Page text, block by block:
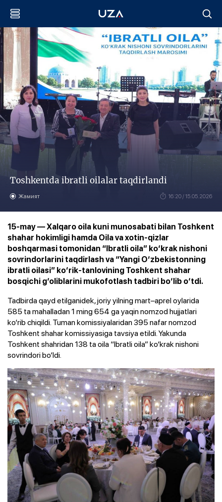
Toshkentda ibratli oilalar taqdirlandi
Жамият 16:20 / 15.05.2026
15-may — Xalqaro oila kuni munosabati bilan Toshkent
shahar hokimligi hamda Oila va xotin-qizlar
boshqarmasi tomonidan “Ibratli oila” ko‘krak nishoni
sovrindorlarini taqdirlash va “Yangi O‘zbekistonning
ibratli oilasi” ko‘rik-tanlovining Toshkent shahar
bosqichi g‘oliblarini mukofotlash tadbiri bo‘lib o‘tdi.
Tadbirda qayd etilganidek, joriy yilning mart–aprel oylarida
585 ta mahalladan 1 ming 654 ga yaqin nomzod hujjatlari
ko‘rib chiqildi. Tuman komissiyalaridan 395 nafar nomzod
Toshkent shahar komissiyasiga tavsiya etildi. Yakunda
Toshkent shahridan 138 ta oila “Ibratli oila” ko‘krak nishoni
sovrindori bo‘ldi.